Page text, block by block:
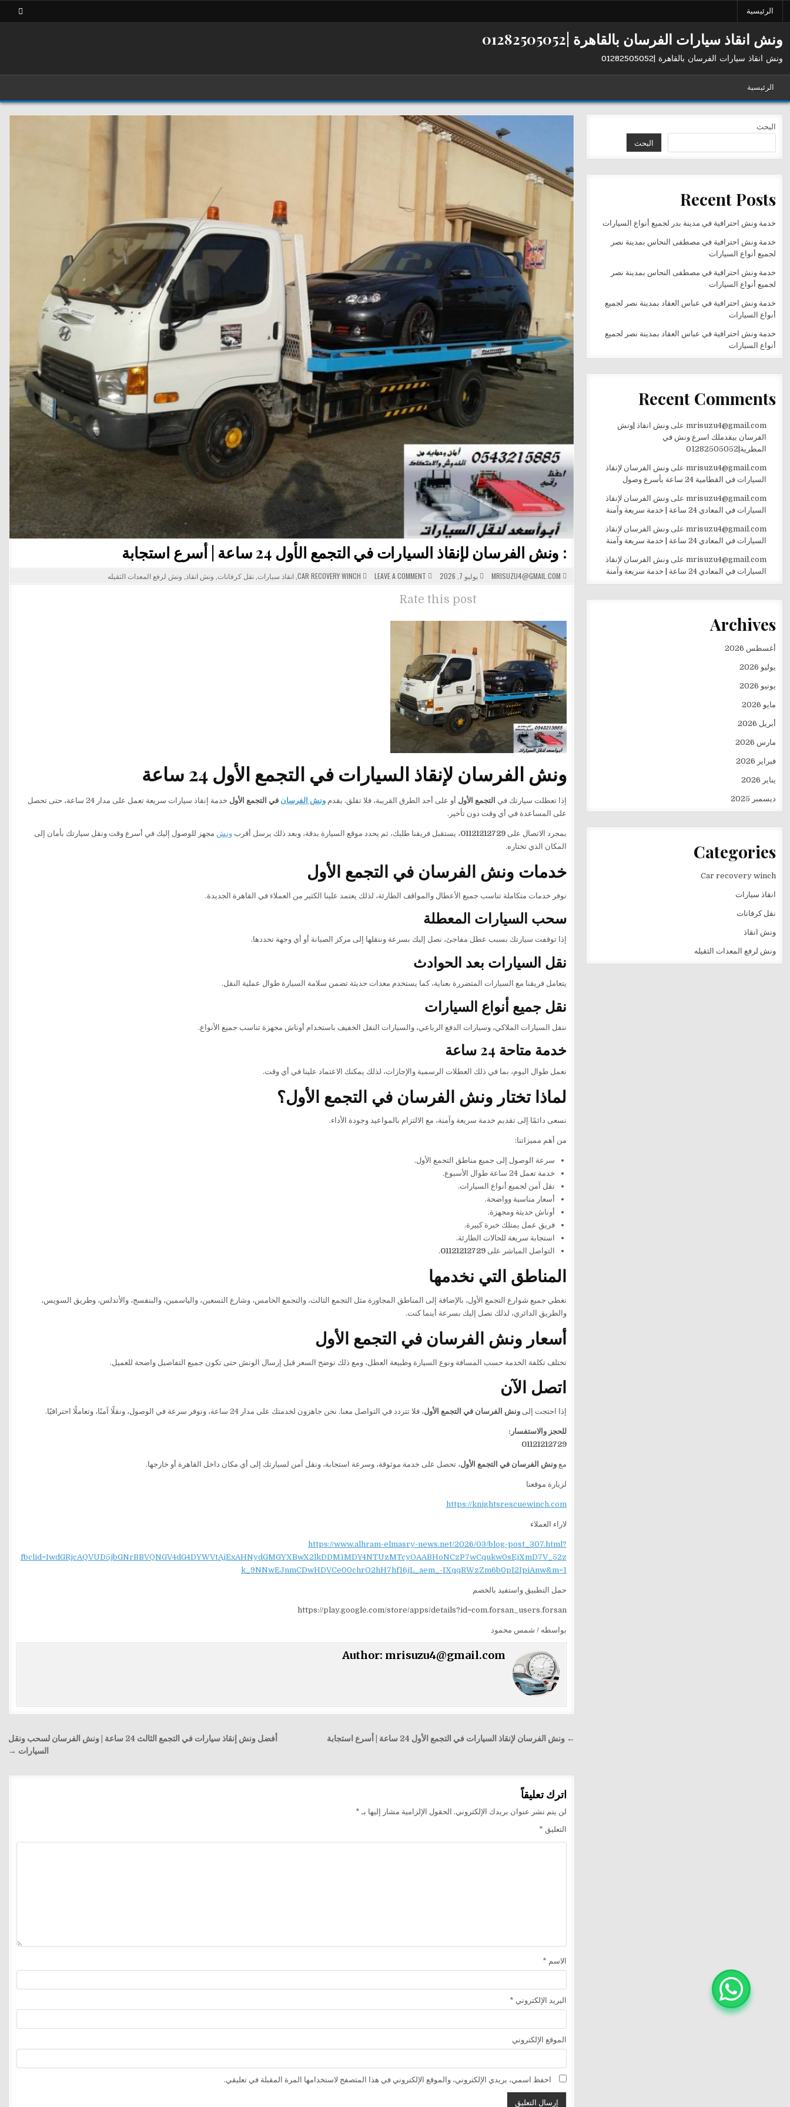
الرئيسية
ونش انقاذ سيارات الفرسان بالقاهرة |01282505052
ونش انقاذ سيارات الفرسان بالقاهرة |01282505052
الرئيسية
: ونش الفرسان لإنقاذ السيارات في التجمع الأول 24 ساعة | أسرع استجابة
MRISUZU4@GMAIL.COM يوليو 7, 2026 LEAVE A COMMENT
ON
:
POSTED
IN
CAR RECOVERY WINCH
,انقاذ سيارات ,نقل كرفانات ونش انقاذ ونش لرفع المعدات الثقيله
Rate this post
ونش الفرسان لإنقاذ السيارات في التجمع الأول 24 ساعة
إذا تعطلت سيارتك في التجمع الأول أو على أحد الطرق القريبة، فلا تقلق. يقدمونش الفرسان في التجمع الأول
خدمة إنقاذ سيارات سريعة تعمل على مدار 24 ساعة، حتى تحصل
على المساعدة في أي وقت دون تأخير.
بمجرد الاتصال على01121212729، يستقبل فريقنا طلبك، ثم يحدد موقع السيارة بدقة، وبعد ذلك يرسل أقربونش مجهز للوصول إليك في أسرع وقت ونقل سيارتك بأمان إلى
المكان الذي تختاره.
خدمات ونش الفرسان في التجمع الأول
نوفر خدمات متكاملة تناسب جميع الأعطال والمواقف الطارئة، لذلك يعتمد علينا الكثير من العملاء في القاهرة الجديدة.
سحب السيارات المعطلة
إذا توقفت سيارتك بسبب عطل مفاجئ، نصل إليك بسرعة وننقلها إلى مركز الصيانة أو أي وجهة تحددها.
نقل السيارات بعد الحوادث
يتعامل فريقنا مع السيارات المتضررة بعناية، كما يستخدم معدات حديثة تضمن سلامة السيارة طوال عملية النقل.
نقل جميع أنواع السيارات
ننقل السيارات الملاكي، وسيارات الدفع الرباعي، والسيارات النقل الخفيف باستخدام أوناش مجهزة تناسب جميع الأنواع.
خدمة متاحة 24 ساعة
نعمل طوال اليوم، بما في ذلك العطلات الرسمية والإجازات، لذلك يمكنك الاعتماد علينا في أي وقت.
لماذا تختار ونش الفرسان في التجمع الأول؟
نسعى دائمًا إلى تقديم خدمة سريعة وآمنة، مع الالتزام بالمواعيد وجودة الأداء.
من أهم مميزاتنا:
سرعة الوصول إلى جميع مناطق التجمع الأول.
خدمة تعمل 24 ساعة طوال الأسبوع.
نقل آمن لجميع أنواع السيارات.
أسعار مناسبة وواضحة.
أوناش حديثة ومجهزة.
فريق عمل يمتلك خبرة كبيرة.
استجابة سريعة للحالات الطارئة.
التواصل المباشر على01121212729
.
المناطق التي نخدمها
نغطي جميع شوارع التجمع الأول، بالإضافة إلى المناطق المجاورة مثل التجمع الثالث، والتجمع الخامس، وشارع التسعين، والياسمين، والبنفسج، والأندلس، وطريق السويس،
والطريق الدائري، لذلك نصل إليك بسرعة أينما كنت.
أسعار ونش الفرسان في التجمع الأول
تختلف تكلفة الخدمة حسب المسافة ونوع السيارة وطبيعة العطل، ومع ذلك نوضح السعر قبل إرسال الونش حتى تكون جميع التفاصيل واضحة للعميل.
اتصل الآن
إذا احتجت إلىونش الفرسان في التجمع الأول، فلا تتردد في التواصل معنا. نحن جاهزون لخدمتك على مدار 24 ساعة، ونوفر سرعة في الوصول، ونقلًا آمنًا، وتعاملًا احترافيًا.
للحجز والاستفسار:
01121212729
معونش الفرسان في التجمع الأول، تحصل على خدمة موثوقة، وسرعة استجابة، ونقل آمن لسيارتك إلى أي مكان داخل القاهرة أو خارجها.
لزيارة موقعنا
https://knightsrescuewinch.com
لاراء العملاء
https://www.alhram-elmasry-news.net/2026/03/blog-post_307.html?
fbclid=IwdGRjcAQVUD5jbGNrBBVQNGV4dG4DYWVtAjExAHNydGMGYXBwX2lkDDM1MDY4NTUzMTcyOAABHoNCzP7wCqukw0sEjXmD7V_52z
k_9NNwEJnmCDwHDVCe00chrO2hH7hf16jL_aem_-IXqqRWzZm6b0pI2IpiAnw&m=1
حمل التطبيق واستفيد بالخصم
https://play.google.com/store/apps/details?id=com.forsan_users.forsan
بواسطه / شمس محمود
Author: mrisuzu4@gmail.com
تصفّح
أفضل ونش إنقاذ سيارات في التجمع الثالث 24 ساعة | ونش الفرسان لسحب ونقل
السيارات →
← ونش الفرسان لإنقاذ السيارات في التجمع الأول 24 ساعة | أسرع استجابة
اترك تعليقاً
لن يتم نشر عنوان بريدك الإلكتروني. الحقول الإلزامية مشار إليها بـ *
التعليق *
الاسم *
البريد الإلكتروني *
الموقع الإلكتروني
احفظ اسمي، بريدي الإلكتروني، والموقع الإلكتروني في هذا المتصفح لاستخدامها المرة المقبلة في تعليقي.
البحث
البحث
Recent Posts
خدمة ونش احترافية في مدينة بدر لجميع أنواع السيارات
خدمة ونش احترافية في مصطفى النحاس بمدينة نصر
لجميع أنواع السيارات
خدمة ونش احترافية في مصطفى النحاس بمدينة نصر
لجميع أنواع السيارات
خدمة ونش احترافية في عباس العقاد بمدينة نصر لجميع
أنواع السيارات
خدمة ونش احترافية في عباس العقاد بمدينة نصر لجميع
أنواع السيارات
Recent Comments
mrisuzu4@gmail.comعلى ونش انقاذ |ونش
الفرسان بيقدملك اسرع ونش في
المطرية|01282505052
mrisuzu4@gmail.comعلى ونش الفرسان لإنقاذ
السيارات في القطامية 24 ساعة بأسرع وصول
mrisuzu4@gmail.comعلى ونش الفرسان لإنقاذ
السيارات في المعادي 24 ساعة | خدمة سريعة وآمنة
mrisuzu4@gmail.comعلى ونش الفرسان لإنقاذ
السيارات في المعادي 24 ساعة | خدمة سريعة وآمنة
mrisuzu4@gmail.comعلى ونش الفرسان لإنقاذ
السيارات في المعادي 24 ساعة | خدمة سريعة وآمنة
Archives
أغسطس 2026
يوليو 2026
يونيو 2026
مايو 2026
أبريل 2026
مارس 2026
فبراير 2026
يناير 2026
ديسمبر 2025
Categories
Car recovery winch
انقاذ سيارات
نقل كرفانات
ونش انقاذ
ونش لرفع المعدات الثقيله